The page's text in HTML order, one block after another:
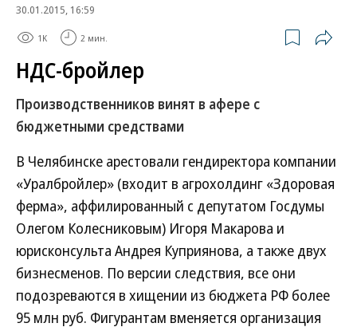
30.01.2015, 16:59
1K 2 мин.
НДС-бройлер
Производственников винят в афере с
бюджетными средствами
В Челябинске арестовали гендиректора компании
«Уралбройлер» (входит в агрохолдинг «Здоровая
ферма», аффилированный с депутатом Госдумы
Олегом Колесниковым) Игоря Макарова и
юрисконсульта Андрея Куприянова, а также двух
бизнесменов. По версии следствия, все они
подозреваются в хищении из бюджета РФ более
95 млн руб. Фигурантам вменяется организация